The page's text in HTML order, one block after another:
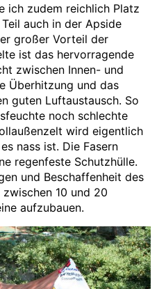
ich zudem reichlich Platz
auch in der Apside
großer Vorteil der
ist das hervorragende
zwischen Innen- und
Überhitzung und das
guten Luftaustausch. So
noch schlechte
wird eigentlich
nass ist. Die Fasern
regenfeste Schutzhülle.
und Beschaffenheit des
10 und 20
aufzubauen.